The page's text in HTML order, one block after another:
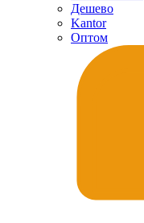
Дешево
Kantor
Оптом